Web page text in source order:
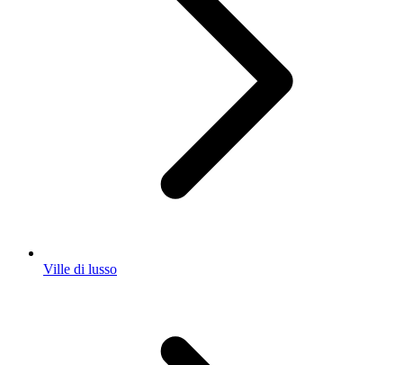
Ville di lusso